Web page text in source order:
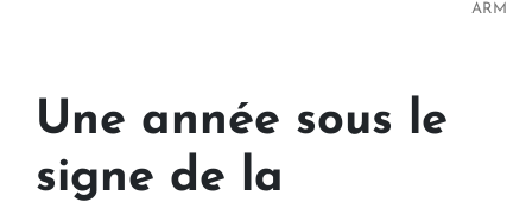
ARM
Une année sous le
signe de la